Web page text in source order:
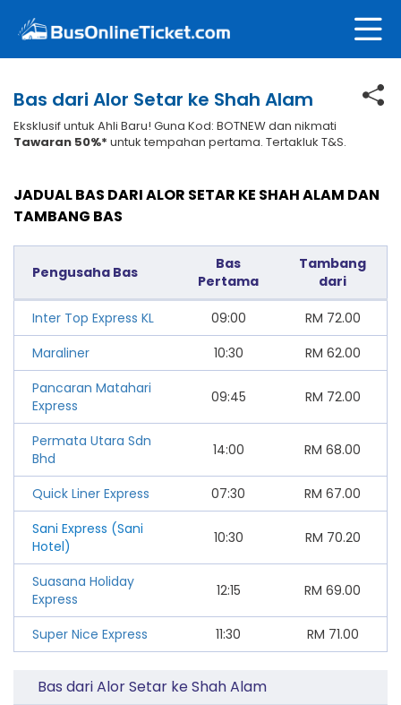
Bas dari Alor Setar ke Shah Alam
Eksklusif untuk Ahli Baru! Guna Kod: BOTNEW dan nikmati
Tawaran 50%* untuk tempahan pertama. Tertakluk T&S.
JADUAL BAS DARI ALOR SETAR KE SHAH ALAM DAN
TAMBANG BAS
Pengusaha Bas
Bas
Pertama
Tambang
dari
Inter Top Express KL 09:00 RM 72.00
Maraliner
10:30 RM 62.00
Pancaran Matahari
Express
09:45 RM 72.00
Permata Utara Sdn
Bhd
14:00 RM 68.00
Quick Liner Express 07:30 RM 67.00
Sani Express (Sani
Hotel)
10:30 RM 70.20
Suasana Holiday
Express
12:15 RM 69.00
Super Nice Express 11:30 RM 71.00
Bas dari Alor Setar ke Shah Alam